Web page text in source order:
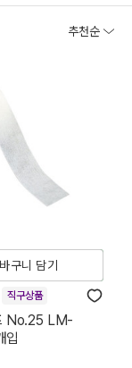
추천순
구니 담기
직구상품
No.25 LM-
입